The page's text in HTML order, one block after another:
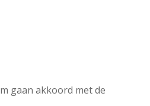
gaan akkoord met de